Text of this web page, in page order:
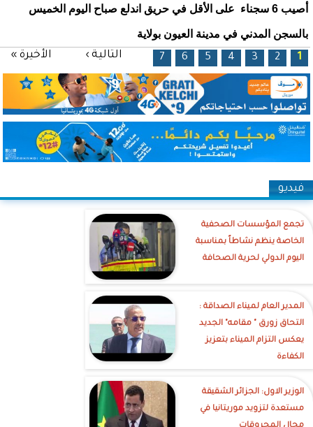
أصيب 6 سجناء على الأقل في حريق اندلع صباح اليوم الخميس
بالسجن المدني في مدينة العيون بولاية
الصفحات
1
2
3
4
5
6
7 التالية › الأخيرة »
فيديو
تجمع المؤسسات الصحفية
الخاصة ينظم نشاطاً بمناسبة
اليوم الدولي لحرية الصحافة
‎المدير العام لميناء الصداقة :
التحاق زورق " مقامه" الجديد
يعكس التزام الميناء بتعزيز
الكفاءة
الوزير الاول: الجزائر الشقيقة
مستعدة لتزويد موريتانيا في